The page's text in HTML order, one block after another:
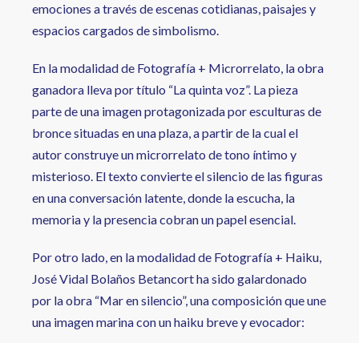
emociones a través de escenas cotidianas, paisajes y
espacios cargados de simbolismo.
En la modalidad de Fotografía + Microrrelato, la obra
ganadora lleva por título “La quinta voz”. La pieza
parte de una imagen protagonizada por esculturas de
bronce situadas en una plaza, a partir de la cual el
autor construye un microrrelato de tono íntimo y
misterioso. El texto convierte el silencio de las figuras
en una conversación latente, donde la escucha, la
memoria y la presencia cobran un papel esencial.
Por otro lado, en la modalidad de Fotografía + Haiku,
José Vidal Bolaños Betancort ha sido galardonado
por la obra “Mar en silencio”, una composición que une
una imagen marina con un haiku breve y evocador: